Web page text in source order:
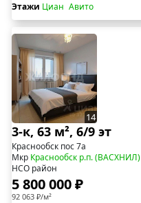
Этажи Циан Авито
14
3-к, 63 м², 6/9 эт
Краснообск пос 7а
Мкр Краснообск р.п. (ВАСХНИЛ)
НСО район
5 800 000 ₽
92 063 ₽/м²